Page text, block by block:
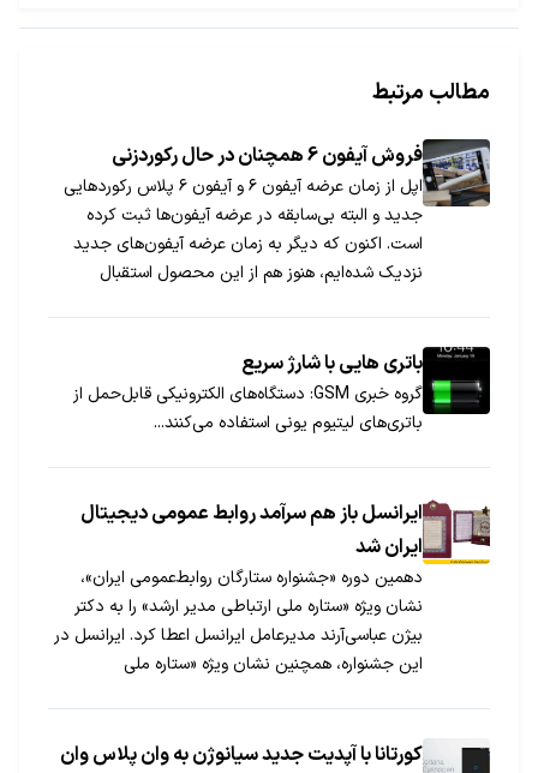
مطالب مرتبط
فروش آیفون 6 همچنان در حال رکوردزنی
اپل از زمان عرضه آیفون ۶ و آیفون ۶ پلاس رکوردهایی
جدید و البته بی‌سابقه در عرضه آیفون‌ها ثبت کرده
است. اکنون که دیگر به زمان عرضه آیفون‌های جدید
نزدیک شده‌ایم، هنوز هم از این محصول استقبال
کنیم.
باتری هایی با شارژ سریع
گروه خبری GSM: دستگاه‌های الكترونیكی قابل‌حمل از
باتری‌های لیتیوم یونی استفاده می‌كنند...
ایرانسل باز هم سرآمد روابط عمومی دیجیتال
ایران شد
دهمین دوره «جشنواره ستارگان روابط‌عمومی ایران»،
نشان ویژه «ستاره ملی ارتباطی مدیر ارشد» را به دکتر
بیژن عباسی‌آرند مدیرعامل ایرانسل اعطا کرد. ایرانسل در
این جشنواره، همچنین نشان ویژه «ستاره ملی
کورتانا با آپدیت جدید سیانوژن به وان پلاس وان